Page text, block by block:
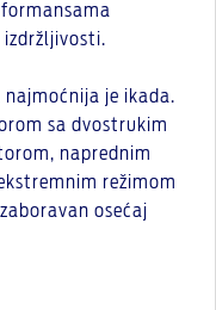
izdržljivosti.
najmoćnija je ikada.
sa dvostrukim
naprednim
režimom
osećaj